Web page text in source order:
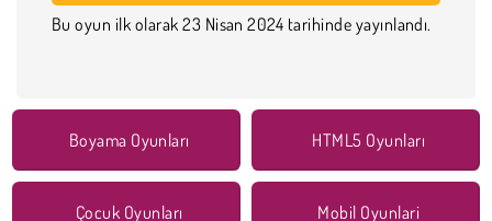
Bu oyun ilk olarak 23 Nisan 2024 tarihinde yayınlandı.
Boyama Oyunları HTML5 Oyunları
Çocuk Oyunları Mobil Oyunlari